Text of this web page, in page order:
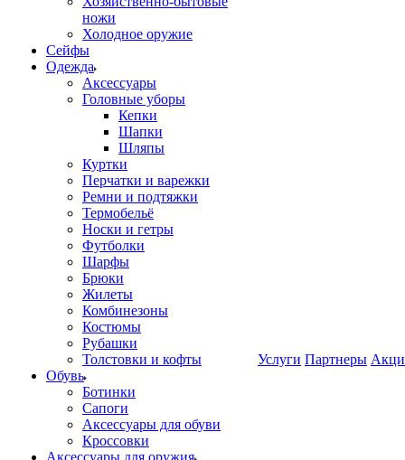
ножи
Холодное оружие
Сейфы
Одежда
Аксессуары
Головные уборы
Кепки
Шапки
Шляпы
Куртки
Перчатки и варежки
Ремни и подтяжки
Термобельё
Носки и гетры
Футболки
Шарфы
Брюки
Жилеты
Комбинезоны
Костюмы
Рубашки
Толстовки и кофты
Обувь
Ботинки
Сапоги
Аксессуары для обуви
Кроссовки
Аксессуары для оружия
Услуги Партнеры